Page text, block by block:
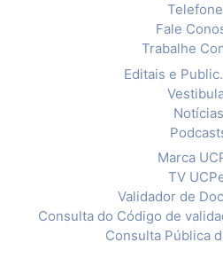
Fale
Trabalhe
Editais e
Notícias
Marca
TV
Validador de
Consulta do Código de
Consulta Pública